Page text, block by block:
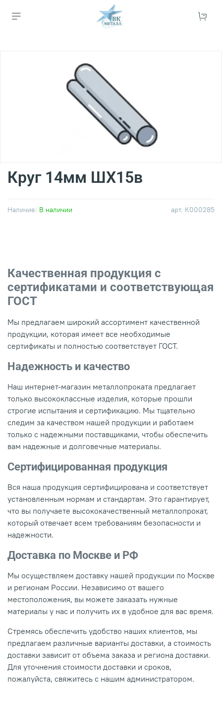
арт. К000285
Наличие: В наличии
Круг 14мм ШХ15в
Качественная продукция с
сертификатами и соответствующая
ГОСТ
Мы предлагаем широкий ассортимент качественной
продукции, которая имеет все необходимые
сертификаты и полностью соответствует ГОСТ.
Надежность и качество
Наш интернет-магазин металлопроката предлагает
только высококлассные изделия, которые прошли
строгие испытания и сертификацию. Мы тщательно
следим за качеством нашей продукции и работаем
только с надежными поставщиками, чтобы обеспечить
вам надежные и долговечные материалы.
Сертифицированная продукция
Вся наша продукция сертифицирована и соответствует
установленным нормам и стандартам. Это гарантирует,
что вы получаете высококачественный металлопрокат,
который отвечает всем требованиям безопасности и
надежности.
Доставка по Москве и РФ
Мы осуществляем доставку нашей продукции по Москве
и регионам России. Независимо от вашего
местоположения, вы можете заказать нужные
материалы у нас и получить их в удобное для вас время.
Стремясь обеспечить удобство наших клиентов, мы
предлагаем различные варианты доставки, а стоимость
доставки зависит от объема заказа и региона доставки.
Для уточнения стоимости доставки и сроков,
пожалуйста, свяжитесь с нашим администратором.